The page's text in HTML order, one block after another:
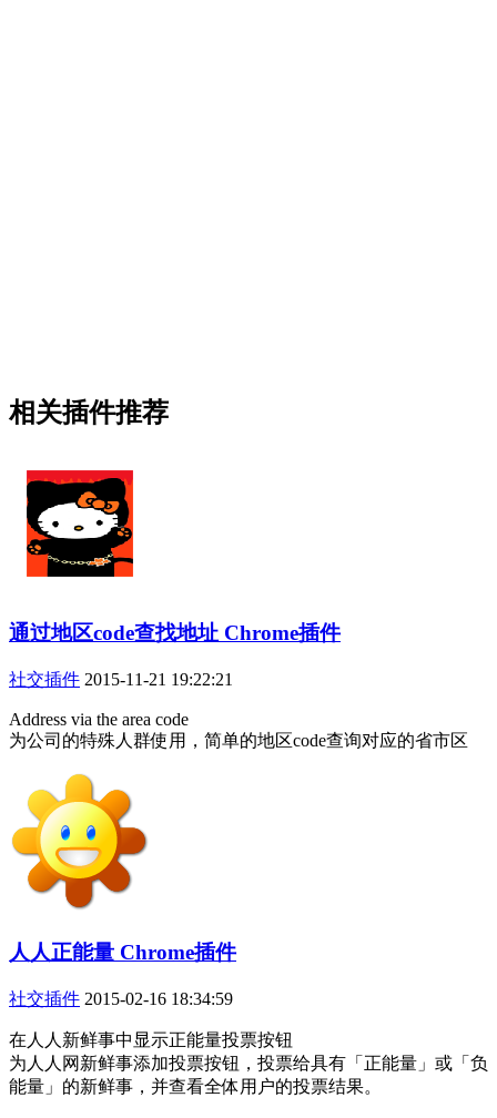
相关插件推荐
通过地区code查找地址 Chrome插件
社交插件 2015-11-21 19:22:21
Address via the area code
为公司的特殊人群使用，简单的地区code查询对应的省市区
人人正能量 Chrome插件
社交插件 2015-02-16 18:34:59
在人人新鲜事中显示正能量投票按钮
为人人网新鲜事添加投票按钮，投票给具有「正能量」或「负
能量」的新鲜事，并查看全体用户的投票结果。